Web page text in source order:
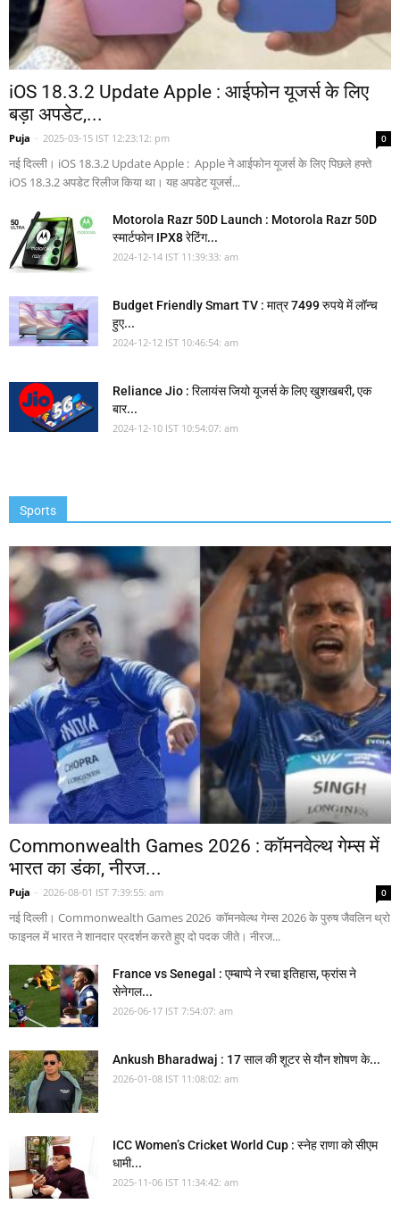
iOS 18.3.2 Update Apple : आईफोन यूजर्स के लिए
बड़ा अपडेट,...
Puja - 2025-03-15 IST 12:23:12: pm 0
नई दिल्ली। iOS 18.3.2 Update Apple : Apple ने आईफोन यूजर्स के लिए पिछले हफ्ते
iOS 18.3.2 अपडेट रिलीज किया था। यह अपडेट यूजर्स...
Motorola Razr 50D Launch : Motorola Razr 50D
स्मार्टफोन IPX8 रेटिंग...
2024-12-14 IST 11:39:33: am
Budget Friendly Smart TV : मात्र 7499 रुपये में लॉन्च
हुए...
2024-12-12 IST 10:46:54: am
Reliance Jio : रिलायंस जियो यूजर्स के लिए खुशखबरी, एक
बार...
2024-12-10 IST 10:54:07: am
Sports
Commonwealth Games 2026 : कॉमनवेल्थ गेम्स में
भारत का डंका, नीरज...
Puja - 2026-08-01 IST 7:39:55: am 0
नई दिल्ली। Commonwealth Games 2026 कॉमनवेल्थ गेम्स 2026 के पुरुष जैवलिन थ्रो
फाइनल में भारत ने शानदार प्रदर्शन करते हुए दो पदक जीते। नीरज...
France vs Senegal : एम्बाप्पे ने रचा इतिहास, फ्रांस ने
सेनेगल...
2026-06-17 IST 7:54:07: am
Ankush Bharadwaj : 17 साल की शूटर से यौन शोषण के...
2026-01-08 IST 11:08:02: am
ICC Women’s Cricket World Cup : स्नेह राणा को सीएम
धामी...
2025-11-06 IST 11:34:42: am